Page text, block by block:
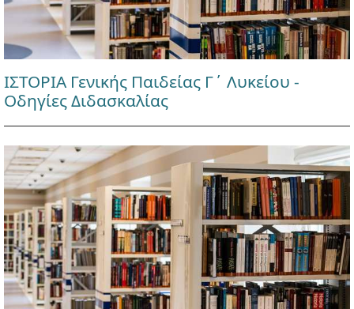
ΙΣΤΟΡΙΑ Γενικής Παιδείας Γ΄ Λυκείου -
Οδηγίες Διδασκαλίας